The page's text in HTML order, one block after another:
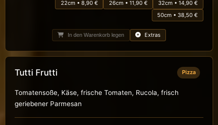
22cm • 8,90 € 26cm • 11,90 €
32cm • 14,90 €
50cm • 38,50 €
In den Warenkorb legen Extras
Tutti Frutti Pizza
Tomatensoße, Käse, frische Tomaten, Rucola, frisch
geriebener Parmesan